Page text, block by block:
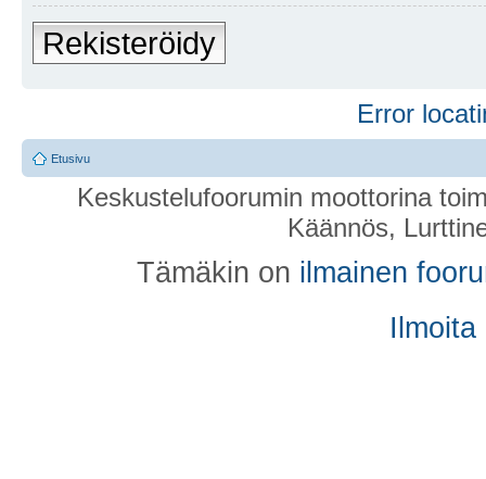
Rekisteröidy
Error
Etusivu
Keskustelufoorumin moottorina
Käännös,
Tämäkin on ilmainen